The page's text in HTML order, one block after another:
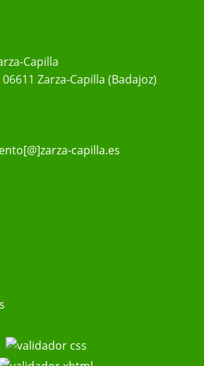
Capilla
Zarza-Capilla (Badajoz)
capilla.es